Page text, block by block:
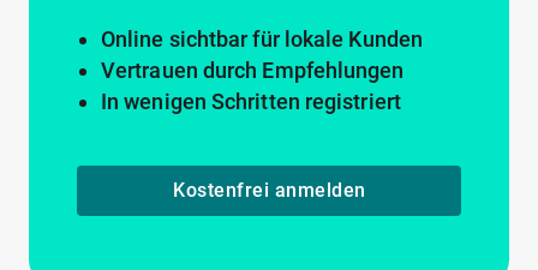
Online sichtbar für lokale Kunden
Vertrauen durch Empfehlungen
In wenigen Schritten registriert
Kostenfrei anmelden